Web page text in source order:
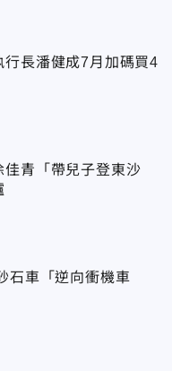
長潘健成7月加碼買4
佳青「帶兒子登東沙
石車「逆向衝機車